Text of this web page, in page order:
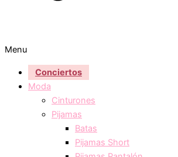
Menu
Conciertos
Moda
Cinturones
Pijamas
Batas
Pijamas Short